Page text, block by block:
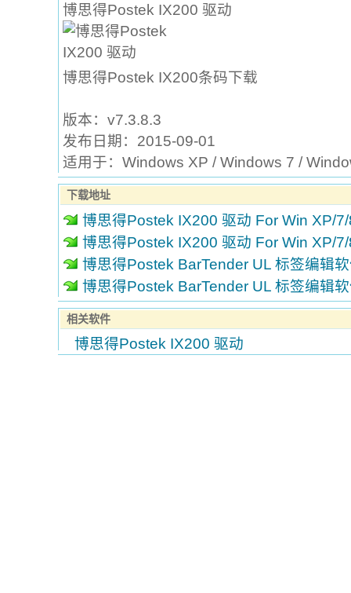
博思得Postek IX200 驱动
博思得Postek IX200条码下载
版本：v7.3.8.3
发布日期：2015-09-01
适用于：Windows XP / Windows 7 /
下载地址
博思得Postek IX200 驱动 For Win XP/
博思得Postek IX200 驱动 For Win XP/
博思得Postek BarTender UL 标签编辑
博思得Postek BarTender UL 标签编辑
相关软件
博思得Postek IX200 驱动